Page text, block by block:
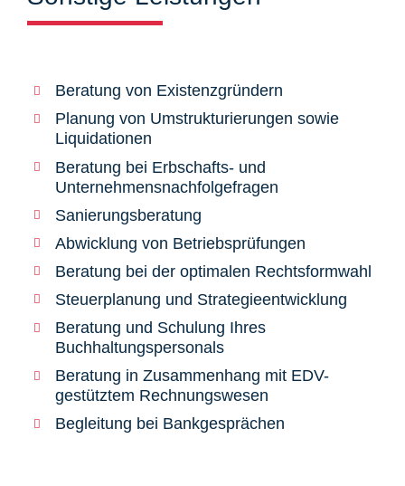
Beratung von Existenzgründern
Planung von Umstrukturierungen sowie
Liquidationen
Beratung bei Erbschafts- und
Unternehmensnachfolgefragen
Sanierungsberatung
Abwicklung von Betriebsprüfungen
Beratung bei der optimalen Rechtsformwahl
Steuerplanung und Strategieentwicklung
Beratung und Schulung Ihres
Buchhaltungspersonals
Beratung in Zusammenhang mit EDV-
gestütztem Rechnungswesen
Begleitung bei Bankgesprächen